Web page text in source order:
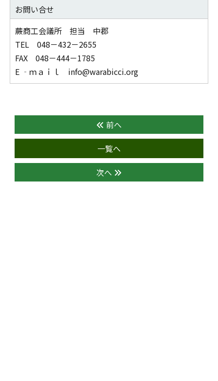
お問い合せ
蕨商工会議所 担当 中郡
TEL 048－432－2655
FAX 048－444－1785
E ‐ｍａｉｌ info@warabicci.org
前へ
一覧へ
次へ